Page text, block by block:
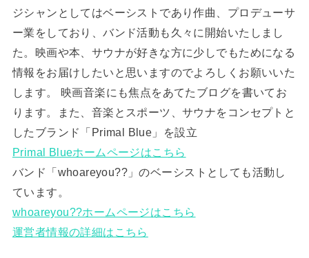
ジシャンとしてはベーシストであり作曲、プロデューサ
ー業をしており、バンド活動も久々に開始いたしまし
た。映画や本、サウナが好きな方に少しでもためになる
情報をお届けしたいと思いますのでよろしくお願いいた
します。 映画音楽にも焦点をあてたブログを書いてお
ります。また、音楽とスポーツ、サウナをコンセプトと
したブランド「Primal Blue」を設立
Primal Blueホームページはこちら
バンド「whoareyou??」のベーシストとしても活動し
ています。
whoareyou??ホームページはこちら
運営者情報の詳細はこちら